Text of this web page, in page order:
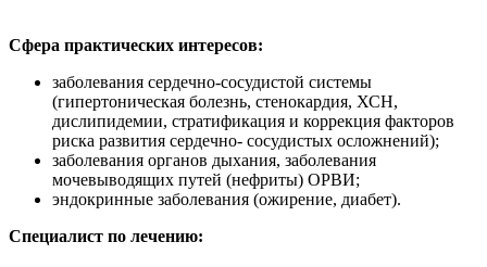
Сфера практических интересов:
заболевания сердечно-сосудистой системы
(гипертоническая болезнь, стенокардия, ХСН,
дислипидемии, стратификация и коррекция факторов
риска развития сердечно- сосудистых осложнений);
заболевания органов дыхания, заболевания
мочевыводящих путей (нефриты) ОРВИ;
эндокринные заболевания (ожирение, диабет).
Специалист по лечению: